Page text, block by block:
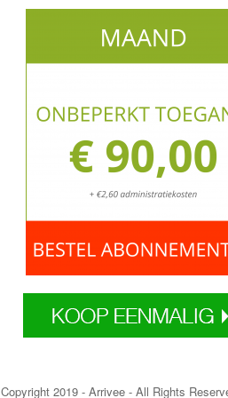
Copyright 2019 - Arrivee - All Rights